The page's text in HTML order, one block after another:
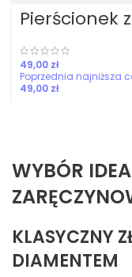
Pierścionek z
lapis lazuli
zł
49,00 zł
WYBÓR
KLASYCZNY
DIAMENTEM